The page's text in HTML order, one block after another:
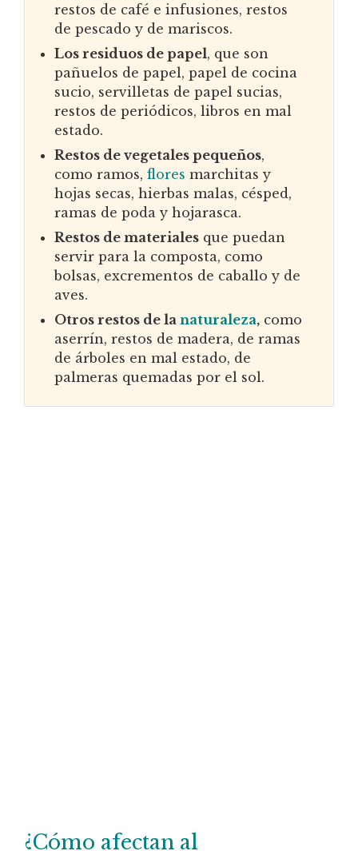
restos de café e infusiones, restos
de pescado y de mariscos.
Los residuos de papel, que son
pañuelos de papel, papel de cocina
sucio, servilletas de papel sucias,
restos de periódicos, libros en mal
estado.
Restos de vegetales pequeños,
como ramos, flores marchitas y
hojas secas, hierbas malas, césped,
ramas de poda y hojarasca.
Restos de materiales que puedan
servir para la composta, como
bolsas, excrementos de caballo y de
aves.
Otros restos de la naturaleza, como
aserrín, restos de madera, de ramas
de árboles en mal estado, de
palmeras quemadas por el sol.
¿Cómo afectan al